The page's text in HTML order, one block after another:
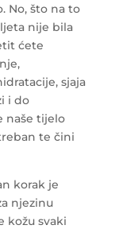
No, što na to
nije bila
ćete
sjaja
i do
naše tijelo
te čini
korak je
njezinu
kožu svaki